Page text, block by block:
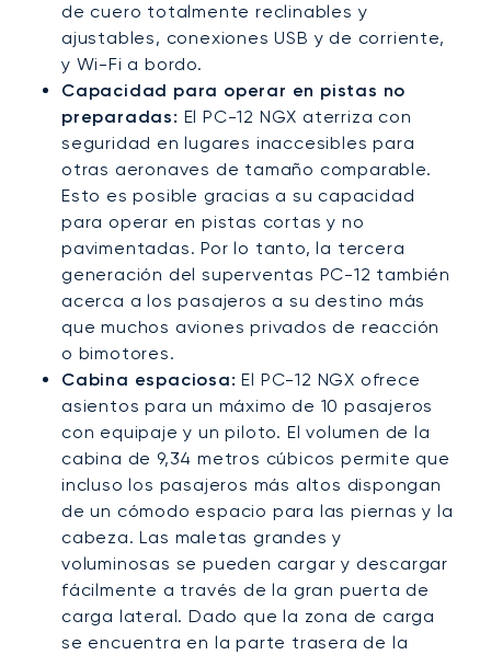
de cuero totalmente reclinables y
ajustables, conexiones USB y de corriente,
y Wi-Fi a bordo.
Capacidad para operar en pistas no
preparadas: El PC-12 NGX aterriza con
seguridad en lugares inaccesibles para
otras aeronaves de tamaño comparable.
Esto es posible gracias a su capacidad
para operar en pistas cortas y no
pavimentadas. Por lo tanto, la tercera
generación del superventas PC-12 también
acerca a los pasajeros a su destino más
que muchos aviones privados de reacción
o bimotores.
Cabina espaciosa: El PC-12 NGX ofrece
asientos para un máximo de 10 pasajeros
con equipaje y un piloto. El volumen de la
cabina de 9,34 metros cúbicos permite que
incluso los pasajeros más altos dispongan
de un cómodo espacio para las piernas y la
cabeza. Las maletas grandes y
voluminosas se pueden cargar y descargar
fácilmente a través de la gran puerta de
carga lateral. Dado que la zona de carga
se encuentra en la parte trasera de la